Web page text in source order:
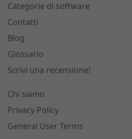
Categorie di software
Contatti
Blog
Glossario
Scrivi una recensione!
Chi siamo
Privacy Policy
General User Terms